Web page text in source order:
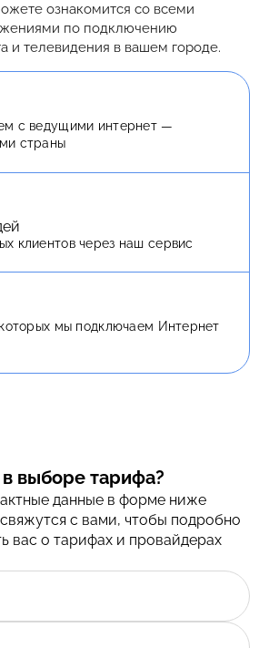
ознакомится со всеми
по подключению
и телевидения в вашем городе.
с ведущими интернет —
страны
клиентов через наш сервис
мы подключаем Интернет
выборе тарифа?
данные в форме ниже
с вами, чтобы подробно
вас о тарифах и провайдерах